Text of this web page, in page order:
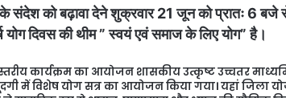
संदेश को बढ़ावा देने शुक्रवार 21 जून को प्रातः 6 बजे
दिवस की थीम ” स्वयं एवं समाज के लिए योग” है।
कार्यक्रम का आयोजन शासकीय उत्कृष्ट उच्चतर
में विशेष योग सत्र का आयोजन किया गया। यहां जिला